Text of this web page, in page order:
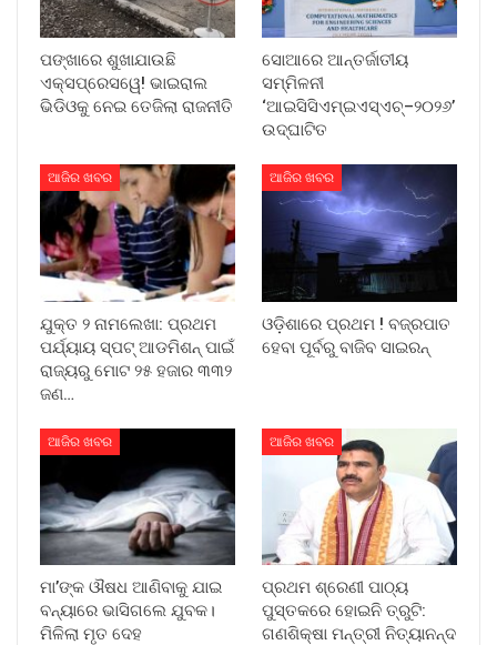
ପଙ୍ଖାରେ ଶୁଖାଯାଉଛି
ଏକ୍ସପ୍ରେସୱେ! ଭାଇରାଲ
ଭିଡିଓକୁ ନେଇ ତେଜିଲା ରାଜନୀତି
ସୋଆରେ ଆନ୍ତର୍ଜାତୀୟ
ସମ୍ମିଳନୀ
‘ଆଇସିସିଏମ୍‌ଇଏସ୍‌ଏଚ୍‌–୨୦୨୬’
ଉଦ୍‌ଘାଟିତ
ଆଜିର ଖବର
ଯୁକ୍ତ ୨ ନାମଲେଖା: ପ୍ରଥମ
ପର୍ଯ୍ୟାୟ ସ୍ପଟ୍ ଆଡମିଶନ୍ ପାଇଁ
ରାଜ୍ୟରୁ ମୋଟ ୨୫ ହଜାର ୩୩୨
ଜଣ…
ଆଜିର ଖବର
ଓଡ଼ିଶାରେ ପ୍ରଥମ ! ବଜ୍ରପାତ
ହେବା ପୂର୍ବରୁ ବାଜିବ ସାଇରନ୍
ଆଜିର ଖବର
ମା’ଙ୍କ ଔଷଧ ଆଣିବାକୁ ଯାଇ
ବନ୍ୟାରେ ଭାସିଗଲେ ଯୁବକ।
ମିଳିଲା ମୃତ ଦେହ
ଆଜିର ଖବର
ପ୍ରଥମ ଶ୍ରେଣୀ ପାଠ୍ୟ
ପୁସ୍ତକରେ ହୋଇନି ତ୍ରୁଟି:
ଗଣଶିକ୍ଷା ମନ୍ତ୍ରୀ ନିତ୍ୟାନନ୍ଦ